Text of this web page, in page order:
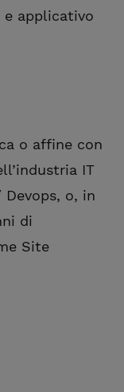
applicativo
o affine con
IT
o, in
di
Site